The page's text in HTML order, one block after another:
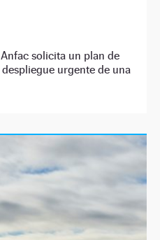
solicita un plan de
urgente de una